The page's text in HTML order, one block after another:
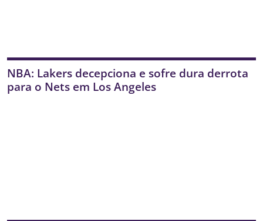
NBA: Lakers decepciona e sofre dura derrota
para o Nets em Los Angeles